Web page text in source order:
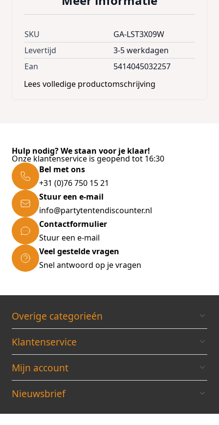
SKU
GA-LST3X09W
Levertijd
3-5 werkdagen
Ean
5414045032257
Lees volledige productomschrijving
Hulp nodig? We staan voor je klaar!
Onze klantenservice is geopend tot 16:30
Bel met ons
+31 (0)76 750 15 21
Stuur een e-mail
info@partytentendiscounter.nl
Contactformulier
Stuur een e-mail
Veel gestelde vragen
Snel antwoord op je vragen
Overige categorieén
Klantenservice
Mijn account
Nieuwsbrief